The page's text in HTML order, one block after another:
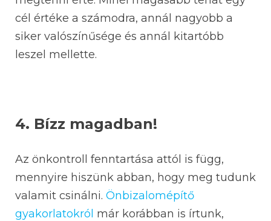
cél értéke a számodra, annál nagyobb a
siker valószínűsége és annál kitartóbb
leszel mellette.
4. Bízz magadban!
Az önkontroll fenntartása attól is függ,
mennyire hiszünk abban, hogy meg tudunk
valamit csinálni. Önbizalomépítő
gyakorlatokról már korábban is írtunk,